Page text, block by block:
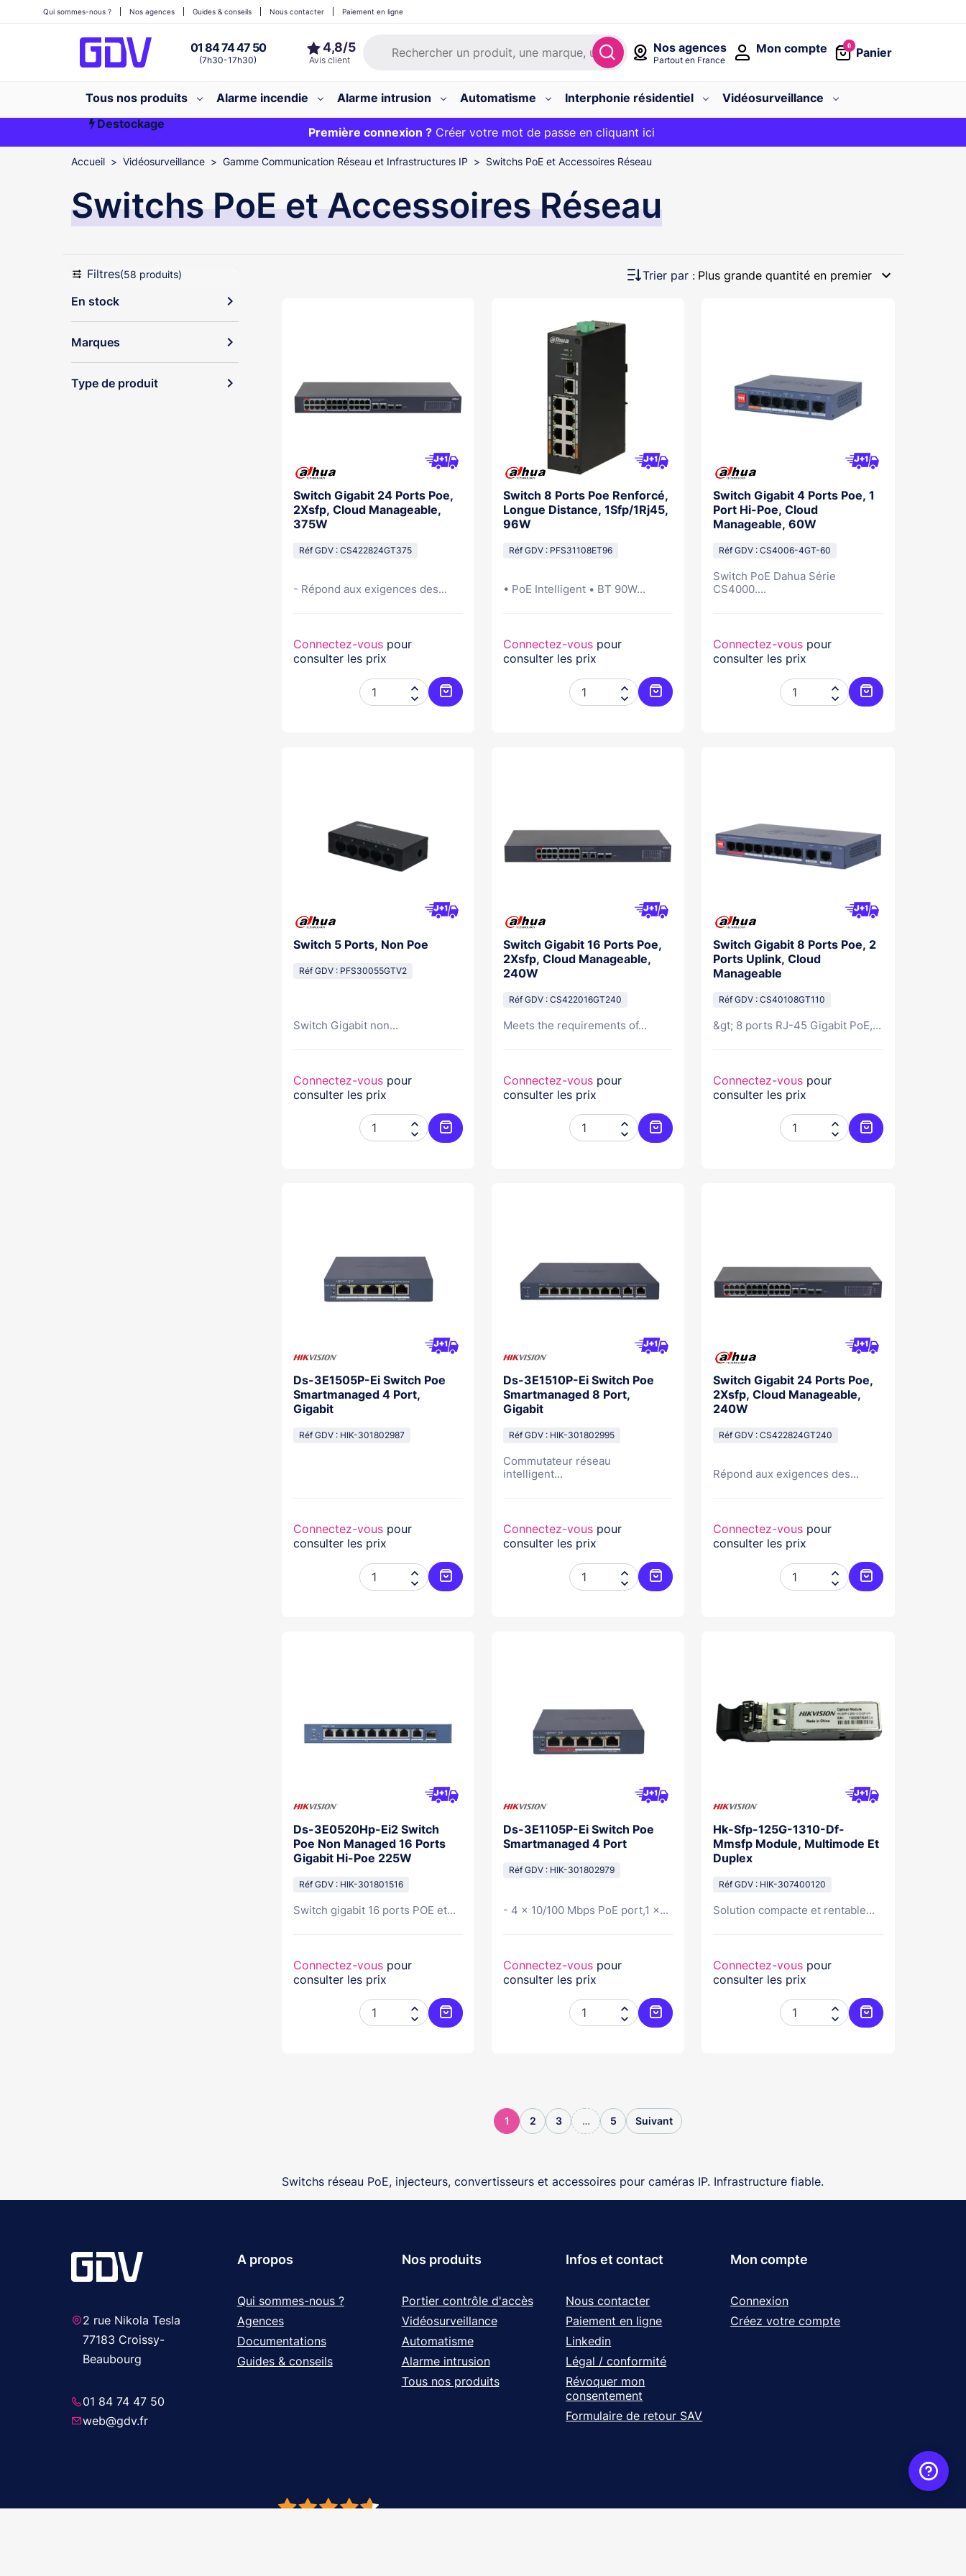
Nos agences
Partout en France
01 84 74 47 50
(7h30-17h30)
0
Panier
Mon compte
Qui sommes-nous ? Nos agences Guides & conseils Nous contacter Paiement en ligne
Tous nos produits Alarme incendie Alarme intrusion Automatisme Interphonie résidentiel
Vidéosurveillance
Destockage
Première commande ?20€ OFFERT sur votre panier et livraison 24/48h gratuite avec le code
Première connexion ?Créer votre mot de passe en cliquant ici
EXCLU WEB :
Accueil Vidéosurveillance Gamme Communication Réseau et Infrastructures IP Switchs PoE et Accessoires Réseau
Switchs PoE et Accessoires Réseau
Filtres(58 produits)
En stock expand_more
Marques expand_more
Type de produit expand_more
Trier par : Plus grande quantité en premier expand_more
Switch Gigabit 24 Ports Poe,
2Xsfp, Cloud Manageable,
375W
Réf GDV : CS422824GT375
- Répond aux exigences des...
Connectez-vouspour
consulter les prix


Ajouter au panier
Switch 8 Ports Poe Renforcé,
Longue Distance, 1Sfp/1Rj45,
96W
Réf GDV : PFS31108ET96
• PoE Intelligent • BT 90W...
Connectez-vouspour
consulter les prix


Ajouter au panier
Switch Gigabit 4 Ports Poe, 1
Port Hi-Poe, Cloud
Manageable, 60W
Réf GDV : CS4006-4GT-60
Switch PoE Dahua Série
CS4000....
Connectez-vous pour
consulter les prix


Ajouter au panier
Switch 5 Ports, Non Poe
Réf GDV : PFS30055GTV2
Switch Gigabit non...
Connectez-vouspour
consulter les prix


Ajouter au panier
Switch Gigabit 16 Ports Poe,
2Xsfp, Cloud Manageable,
240W
Réf GDV : CS422016GT240
Meets the requirements of...
Connectez-vouspour
consulter les prix


Ajouter au panier
Switch Gigabit 8 Ports Poe, 2
Ports Uplink, Cloud
Manageable
Réf GDV : CS40108GT110
&gt; 8 ports RJ-45 Gigabit PoE,...
Connectez-vous pour
consulter les prix


Ajouter au panier
Ds-3E1505P-Ei Switch Poe
Smartmanaged 4 Port,
Gigabit
Réf GDV : HIK-301802987
Connectez-vouspour
consulter les prix


Ajouter au panier
Ds-3E1510P-Ei Switch Poe
Smartmanaged 8 Port,
Gigabit
Réf GDV : HIK-301802995
Commutateur réseau
intelligent...
Connectez-vouspour
consulter les prix


Ajouter au panier
Switch Gigabit 24 Ports Poe,
2Xsfp, Cloud Manageable,
240W
Réf GDV : CS422824GT240
Répond aux exigences des...
Connectez-vous pour
consulter les prix


Ajouter au panier
Ds-3E0520Hp-Ei2 Switch
Poe Non Managed 16 Ports
Gigabit Hi-Poe 225W
Réf GDV : HIK-301801516
Switch gigabit 16 ports POE et...
Connectez-vouspour
consulter les prix


Ajouter au panier
Ds-3E1105P-Ei Switch Poe
Smartmanaged 4 Port
Réf GDV : HIK-301802979
- 4 × 10/100 Mbps PoE port,1 ×...
Connectez-vouspour
consulter les prix


Ajouter au panier
Hk-Sfp-125G-1310-Df-
Mmsfp Module, Multimode Et
Duplex
Réf GDV : HIK-307400120
Solution compacte et rentable...
Connectez-vous pour
consulter les prix


Ajouter au panier
1 2 3 … 5 Suivant
Switchs réseau PoE, injecteurs, convertisseurs et accessoires pour caméras IP. Infrastructure fiable.
2 rue Nikola Tesla
77183 Croissy-
Beaubourg
01 84 74 47 50
web@gdv.fr
A propos
Qui sommes-nous ?
Agences
Documentations
Guides & conseils
Nos produits
Portier contrôle d'accès
Vidéosurveillance
Automatisme
Alarme intrusion
Tous nos produits
Infos et contact
Nous contacter
Paiement en ligne
Linkedin
Légal / conformité
Révoquer mon
consentement
Formulaire de retour SAV
Mon compte
Connexion
Créez votre compte